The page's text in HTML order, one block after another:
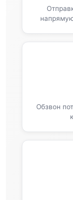
Обзвон